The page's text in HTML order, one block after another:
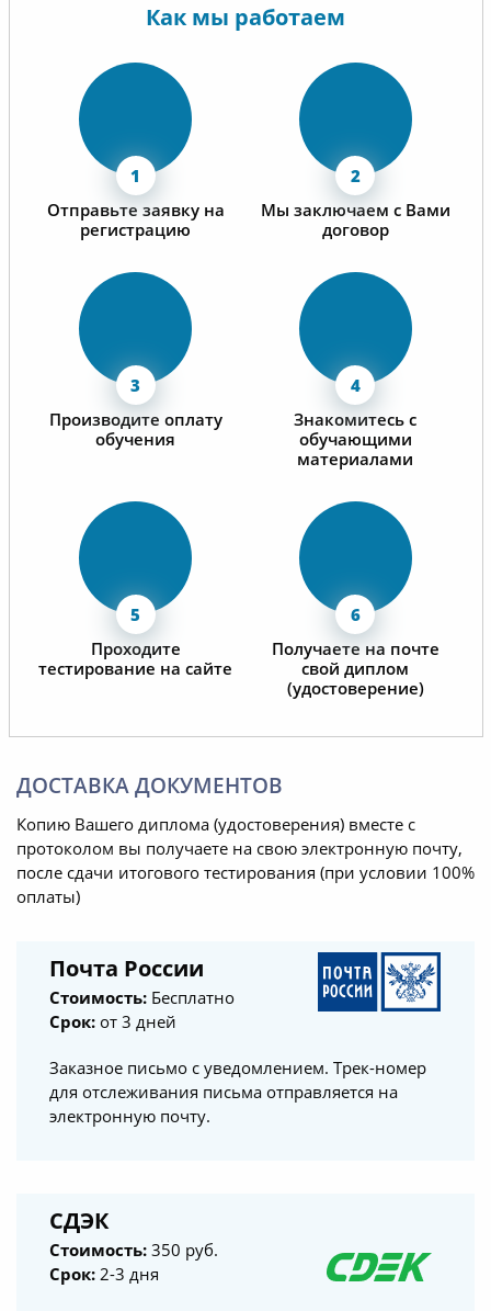
Как мы работаем
Отправьте заявку на
регистрацию
Мы заключаем с Вами
договор
Производите оплату
обучения
Знакомитесь с
обучающими
материалами
Проходите
тестирование на сайте
Получаете на почте
свой диплом
(удостоверение)
ДОСТАВКА ДОКУМЕНТОВ
Копию Вашего диплома (удостоверения) вместе с
протоколом вы получаете на свою электронную почту,
после сдачи итогового тестирования (при условии 100%
оплаты)
Почта России
Стоимость: Бесплатно
Срок: от 3 дней
Заказное письмо с уведомлением. Трек-номер
для отслеживания письма отправляется на
электронную почту.
СДЭК
Стоимость: 350 руб.
Срок: 2-3 дня